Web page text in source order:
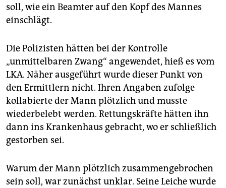
soll, wie ein Beamter auf den Kopf des Mannes
einschlägt.
Die Polizisten hätten bei der Kontrolle
„unmittelbaren Zwang“ angewendet, hieß es vom
LKA. Näher ausgeführt wurde dieser Punkt von
den Ermittlern nicht. Ihren Angaben zufolge
kollabierte der Mann plötzlich und musste
wiederbelebt werden. Rettungskräfte hätten ihn
dann ins Krankenhaus gebracht, wo er schließlich
gestorben sei.
Warum der Mann plötzlich zusammengebrochen
sein soll, war zunächst unklar. Seine Leiche wurde